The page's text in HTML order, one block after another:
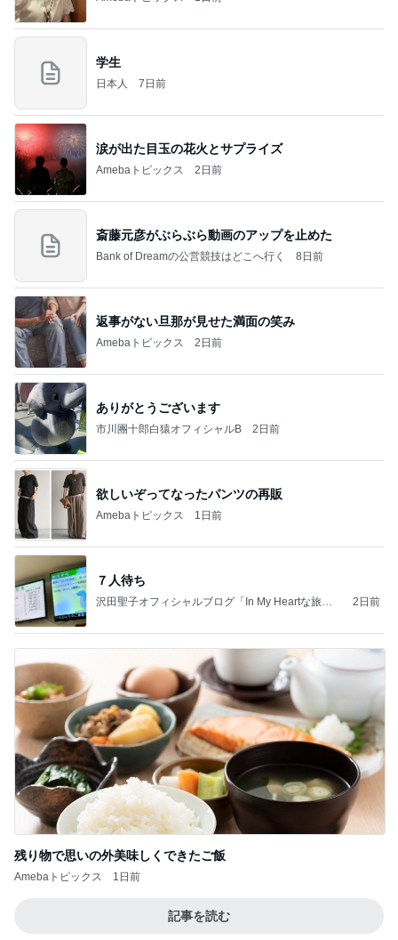
学生
日本人 7日前
涙が出た目玉の花火とサプライズ
Amebaトピックス 2日前
斎藤元彦がぶらぶら動画のアップを止めた
Bank of Dreamの公営競技はどこへ行く 8日前
返事がない旦那が見せた満面の笑み
Amebaトピックス 2日前
ありがとうございます
市川團十郎白猿オフィシャルB 2日前
欲しいぞってなったパンツの再販
Amebaトピックス 1日前
７人待ち
沢田聖子オフィシャルブログ「In My Heartな旅日
2日前
残り物で思いの外美味しくできたご飯
Amebaトピックス 1日前
記事を読む